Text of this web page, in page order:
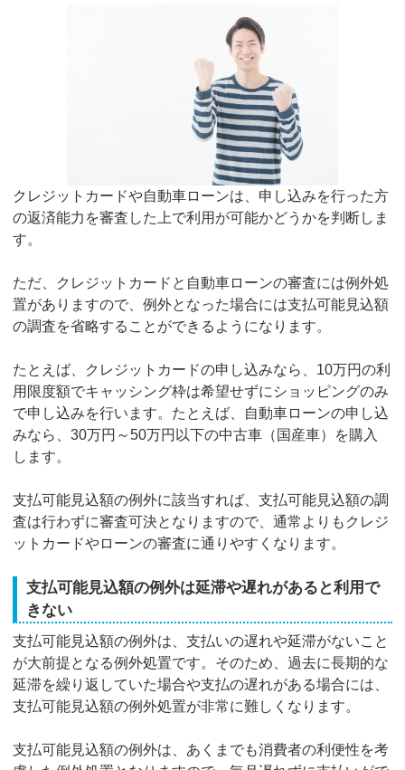
クレジットカードや自動車ローンは、申し込みを行った方
の返済能力を審査した上で利用が可能かどうかを判断しま
す。
ただ、クレジットカードと自動車ローンの審査には例外処
置がありますので、例外となった場合には支払可能見込額
の調査を省略することができるようになります。
たとえば、クレジットカードの申し込みなら、10万円の利
用限度額でキャッシング枠は希望せずにショッピングのみ
で申し込みを行います。たとえば、自動車ローンの申し込
みなら、30万円～50万円以下の中古車（国産車）を購入
します。
支払可能見込額の例外に該当すれば、支払可能見込額の調
査は行わずに審査可決となりますので、通常よりもクレジ
ットカードやローンの審査に通りやすくなります。
支払可能見込額の例外は延滞や遅れがあると利用で
きない
支払可能見込額の例外は、支払いの遅れや延滞がないこと
が大前提となる例外処置です。そのため、過去に長期的な
延滞を繰り返していた場合や支払の遅れがある場合には、
支払可能見込額の例外処置が非常に難しくなります。
支払可能見込額の例外は、あくまでも消費者の利便性を考